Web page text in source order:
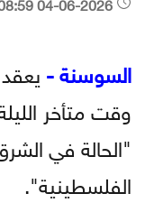
السوسنة -
وقت متأخر
"الحالة في
الفلسطينية".